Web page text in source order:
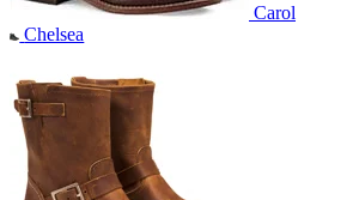
Carol
Chelsea